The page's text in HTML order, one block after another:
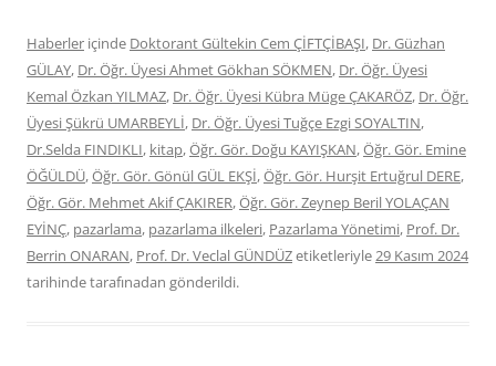
Haberler içinde Doktorant Gültekin Cem ÇİFTÇİBAŞI, Dr. Güzhan
GÜLAY, Dr. Öğr. Üyesi Ahmet Gökhan SÖKMEN, Dr. Öğr. Üyesi
Kemal Özkan YILMAZ, Dr. Öğr. Üyesi Kübra Müge ÇAKARÖZ, Dr. Öğr.
Üyesi Şükrü UMARBEYLİ, Dr. Öğr. Üyesi Tuğçe Ezgi SOYALTIN,
Dr.Selda FINDIKLI, kitap,Öğr. Gör. Doğu KAYIŞKAN,Öğr. Gör. Emine
ÖĞÜLDÜ,Öğr. Gör. Gönül GÜL EKŞİ,Öğr. Gör. Hurşit Ertuğrul DERE,
Öğr. Gör. Mehmet Akif ÇAKIRER,Öğr. Gör. Zeynep Beril YOLAÇAN
EYİNÇ, pazarlama, pazarlama ilkeleri, Pazarlama Yönetimi, Prof. Dr.
Berrin ONARAN, Prof. Dr. Veclal GÜNDÜZetiketleriyle29 Kasım 2024
tarihindetarafınadan gönderildi.